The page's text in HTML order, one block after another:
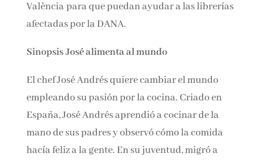
València para que puedan ayudar a las librerías
afectadas por la DANA.
Sinopsis José alimenta al mundo
El chef José Andrés quiere cambiar el mundo
empleando su pasión por la cocina. Criado en
España, José Andrés aprendió a cocinar de la
mano de sus padres y observó cómo la comida
hacía feliz a la gente. En su juventud, migró a